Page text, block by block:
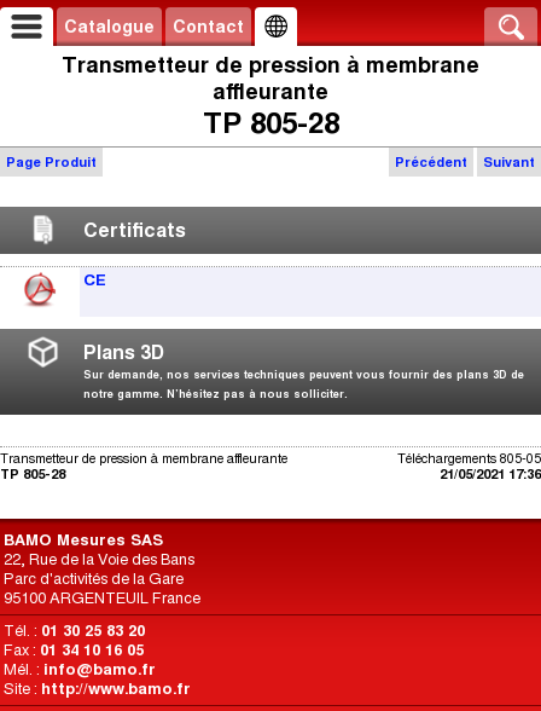
Catalogue Contact
Transmetteur de pression à membrane
affleurante
TP 805-28
Précédent Suivant
Page Produit
Certificats
CE
Plans 3D
Sur demande, nos services techniques peuvent vous fournir des plans 3D de
notre gamme. N’hésitez pas à nous solliciter.
Téléchargements 805-05
21/05/2021 17:36
Transmetteur de pression à membrane affleurante
TP 805-28
BAMO Mesures SAS
22, Rue de la Voie des Bans
Parc d'activités de la Gare
95100 ARGENTEUIL France
Tél. : 01 30 25 83 20
Fax : 01 34 10 16 05
Mél. : info@bamo.fr
Site : http://www.bamo.fr